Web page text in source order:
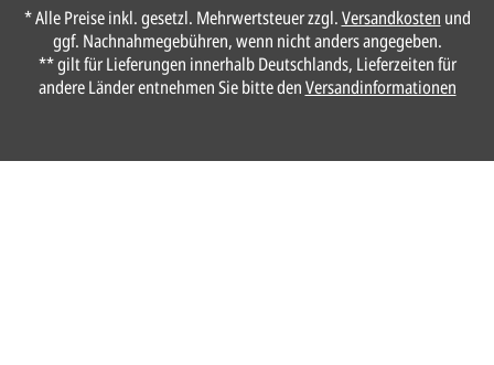
* Alle Preise inkl. gesetzl. Mehrwertsteuer zzgl.Versandkosten und
ggf. Nachnahmegebühren, wenn nicht anders angegeben.
** gilt für Lieferungen innerhalb Deutschlands, Lieferzeiten für
andere Länder entnehmen Sie bitte denVersandinformationen